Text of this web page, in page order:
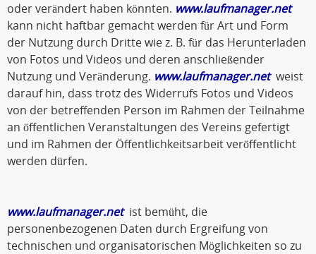
oder verändert haben könnten. www.laufmanager.net
kann nicht haftbar gemacht werden für Art und Form
der Nutzung durch Dritte wie z. B. für das Herunterladen
von Fotos und Videos und deren anschließender
Nutzung und Veränderung. www.laufmanager.netweist
darauf hin, dass trotz des Widerrufs Fotos und Videos
von der betreffenden Person im Rahmen der Teilnahme
an öffentlichen Veranstaltungen des Vereins gefertigt
und im Rahmen der Öffentlichkeitsarbeit veröffentlicht
werden dürfen.
www.laufmanager.netist bemüht, die
personenbezogenen Daten durch Ergreifung von
technischen und organisatorischen Möglichkeiten so zu